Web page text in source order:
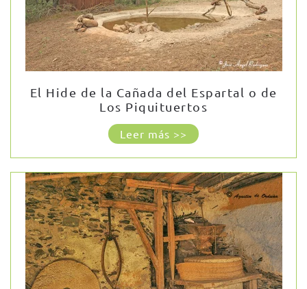
El Hide de la Cañada del Espartal o de
Los Piquituertos
Leer más >>